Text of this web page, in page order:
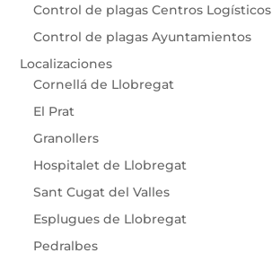
Control de plagas Centros Logísticos
Control de plagas Ayuntamientos
Localizaciones
Cornellá de Llobregat
El Prat
Granollers
Hospitalet de Llobregat
Sant Cugat del Valles
Esplugues de Llobregat
Pedralbes